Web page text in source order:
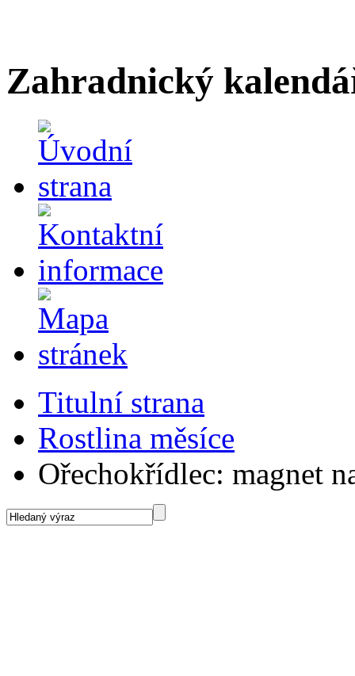
Zahradnický
Titulní strana
Rostlina měsíce
Ořechokřídlec: magnet